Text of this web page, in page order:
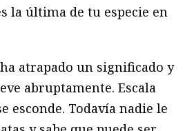
la última de tu especie en
atrapado un significado y
abruptamente. Escala
esconde. Todavía nadie le